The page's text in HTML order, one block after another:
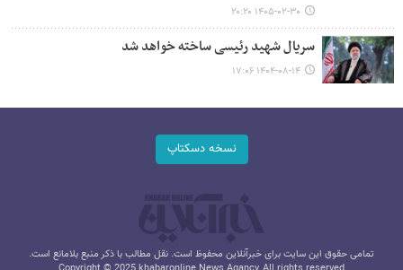
۱۴۰۵-۰۲-۳۰ ۲۰:۲۰
سریال شهید رئیسی ساخته خواهد شد
۱۴۰۴-۰۸-۱۴ ۱۷:۰۶
نسخه دسکتاپ
تمامی حقوق این سایت برای خبرآنلاین محفوظ است. نقل مطالب با ذکر منبع بلامانع است.